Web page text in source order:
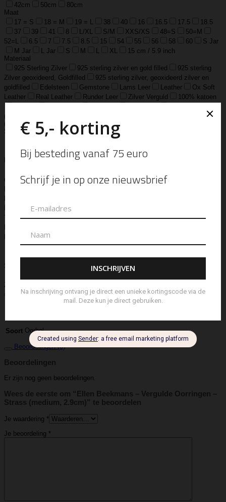
42cm 50cm
80cm
Maat
17 = S
18 = M 19 = L 38 40 16 16.5 17.5
18.5
37
39 41 8 L/XL S/M XXS/XS 48=S
50=M
52=L
6.5 7 7.5 8.5 15 54 55 56 58 60
S Jar
M Jar
L Jar S M L XL
15 cm / 5.9 inch
Materiaal
925 Sterling Zilver
925 sterling zilver en gold filled
925 sterling
Zilver geoxideerd, Goldfilled
925 sterling zilver, geoxideerd zilver en
goldfilled
Edelsteen Gemstone Lams Leer Leather
Ox Soft
Leather
Real Leather Runder Leer Zilver Verguld
100% katoen
(30 micron)
Zwaar verzilverd
(15 micron)
Soort
Armbandje
Avondtasje
Bandana Beanie Bedel
Bowlingtas
Brillen Etui Broche Bumbag
de Parfum
Enkelbandje Enveloptas Etherische Olie
Fiber Sticks
Geurkaars
Bodywash
Hoedje
Home-Spray
Tasje
Mills Mini Bag Muts
Navulling ‘Catalytic’ Geurbrander
Navulling Reed Diffuser
Diffuser
Riem
Schouderband
schoudertas
Set Lont-trimmer en Kaarsendover
Shopper
Sjaal Sleuteletui Sleutelhanger
Special Edition
Stolp
Telefoontasje Textiel & Roomspray
Weekendtas
Zeep
Aanvullende informatie
Soort Oorbel
Beoordelingen (0)
Beoordelingen
Er zijn nog geen beoordelingen.
Wees de eerste om “Ellen Beekmans – Vergulde Oorringen –
Strass (medium, 2.9cm)” te beoordelen
Je waardering *
Je beoordeling *